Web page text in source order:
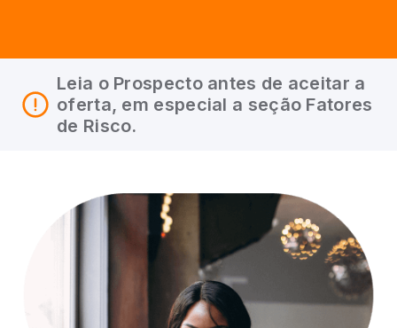
Leia o Prospecto antes de aceitar a
oferta, em especial a seção Fatores
de Risco.